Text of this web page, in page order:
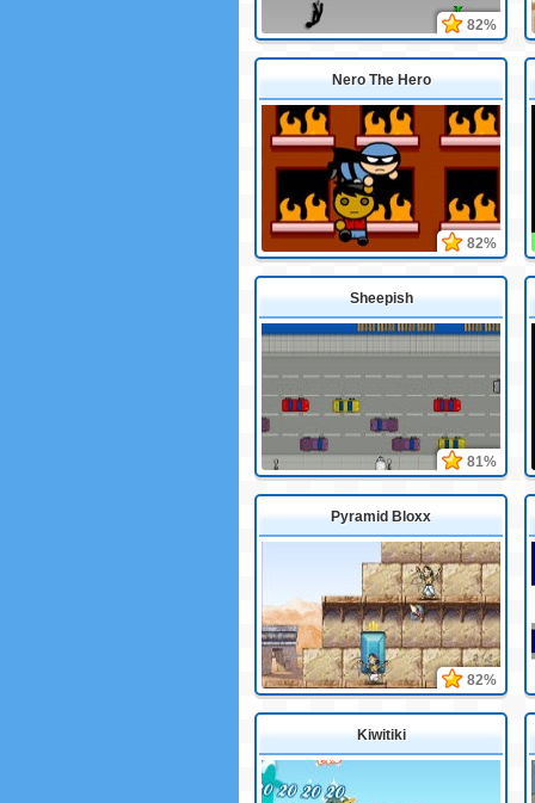
82%
Nero The Hero
82%
Sheepish
81%
Pyramid Bloxx
82%
Kiwitiki